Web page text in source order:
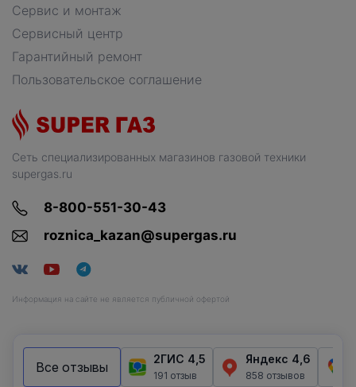
Сеть специализированных магазинов газовой техники
supergas.ru
8-800-551-30-43
roznica_kazan@supergas.ru
Информация на сайте не является публичной офертой
Сервис и монтаж
Сервисный центр
Гарантийный ремонт
Пользовательское соглашение